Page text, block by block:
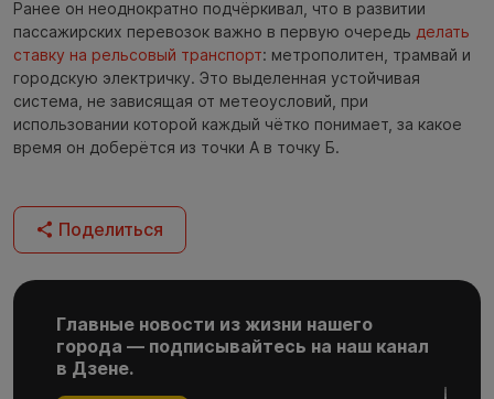
Ранее он неоднократно подчёркивал, что в развитии
пассажирских перевозок важно в первую очередь делать
ставку на рельсовый транспорт: метрополитен, трамвай и
городскую электричку. Это выделенная устойчивая
система, не зависящая от метеоусловий, при
использовании которой каждый чётко понимает, за какое
время он доберётся из точки А в точку Б.
Поделиться
Главные новости из жизни нашего
города — подписывайтесь на наш канал
в Дзене.